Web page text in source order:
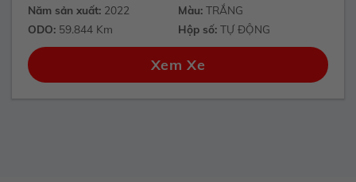
Năm sản xuất:2022 Màu: TRẮNG
ODO:59.844 Km Hộp số: TỰ ĐỘNG
Xem Xe